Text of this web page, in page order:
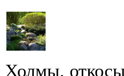
Холмы,